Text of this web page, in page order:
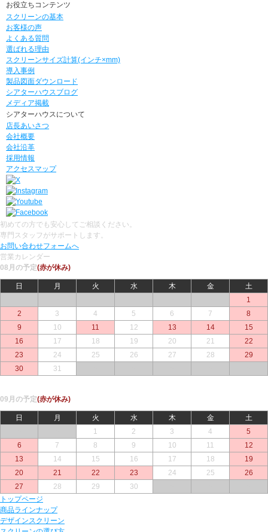
お役立ちコンテンツ
スクリーンの基本
お客様の声
よくある質問
選ばれる理由
スクリーンサイズ計算(インチ×mm)
導入事例
製品図面ダウンロード
シアターハウスブログ
メディア掲載
シアターハウスについて
店長あいさつ
会社概要
会社沿革
採用情報
アクセスマップ
初めての方でも安心してご相談ください。
専門スタッフがサポートします。
お問い合わせフォームへ
営業カレンダー
08月の予定(赤が休み)
日 月 火 水 木 金
土
1
2
3 4 5 6 7
8
9
10 11 12 13 14
15
16
17 18 19 20 21
22
23
24 25 26 27 28
29
30
31
09月の予定(赤が休み)
日 月 火 水 木 金
土
1 2 3 4
5
6
7 8 9 10 11
12
13
14 15 16 17 18
19
20
21 22 23 24 25
26
27
28 29 30
トップページ
商品ラインナップ
デザインスクリーン